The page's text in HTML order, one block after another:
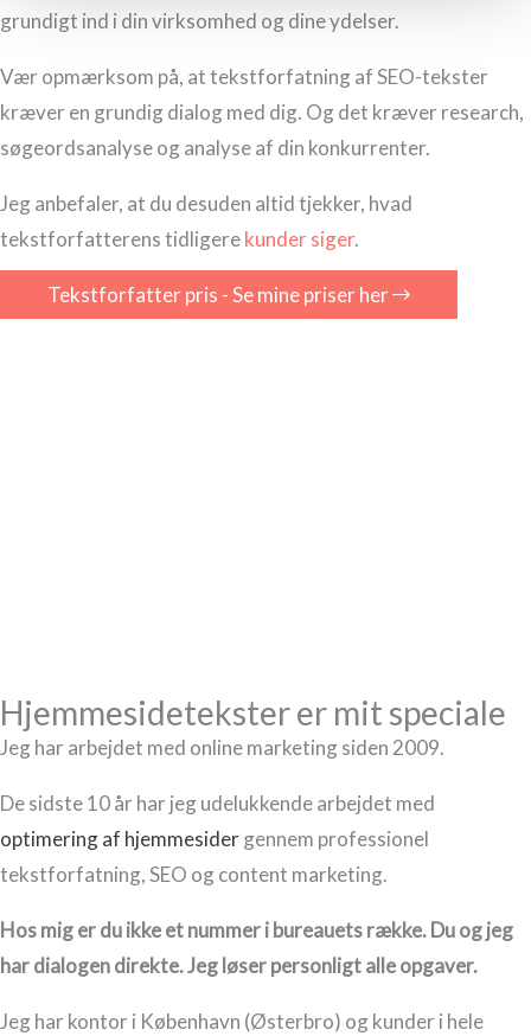
grundigt ind i din virksomhed og dine ydelser.
Vær opmærksom på, at tekstforfatning af SEO-tekster
kræver en grundig dialog med dig. Og det kræver research,
søgeordsanalyse og analyse af din konkurrenter.
Jeg anbefaler, at du desuden altid tjekker, hvad
tekstforfatterens tidligerekunder siger.
Tekstforfatter pris - Se mine priser her
Hjemmesidetekster er mit speciale
Jeg har arbejdet med online marketing siden 2009.
De sidste 10 år har jeg udelukkende arbejdet med
optimering af hjemmesidergennem professionel
tekstforfatning, SEO og content marketing.
Hos mig er du ikke et nummer i bureauets række. Du og jeg
har dialogen direkte. Jeg løser personligt alle opgaver.
Jeg har kontor i København (Østerbro) og kunder i hele